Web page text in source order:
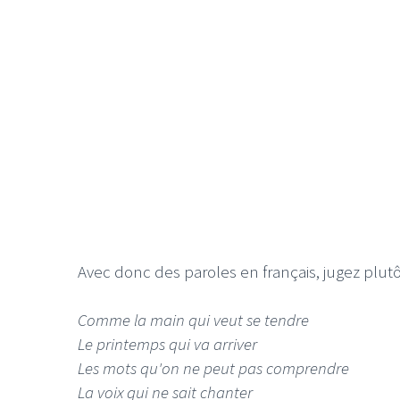
Avec donc des paroles en français, jugez
Comme la main qui veut se tendre
Le printemps qui va arriver
Les mots qu'on ne peut pas comprendre
La voix qui ne sait chanter